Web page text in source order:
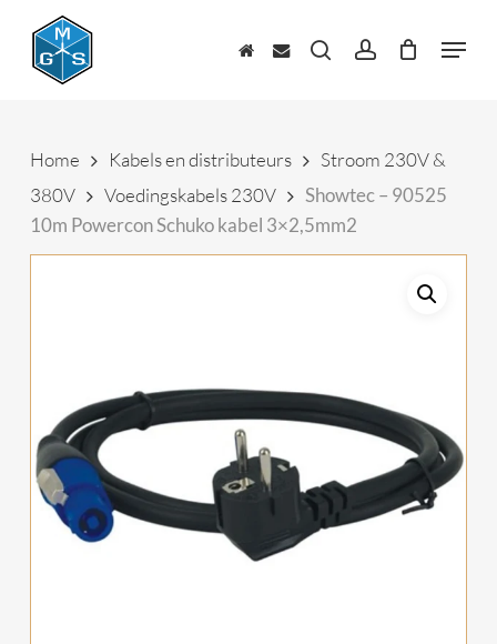
content
zoekenaccount Menu
Home Kabels en distributeurs
Stroom 230V &
380V
Voedingskabels 230V
Showtec – 90525
10m Powercon Schuko kabel 3×2,5mm2